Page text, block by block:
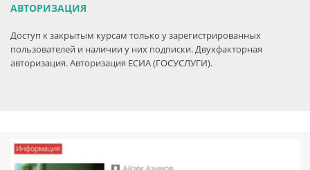
АВТОРИЗАЦИЯ
Доступ к закрытым курсам только у зарегистрированных
пользователей и наличии у них подписки. Двухфакторная
авторизация. Авторизация ЕСИА (ГОСУСЛУГИ).